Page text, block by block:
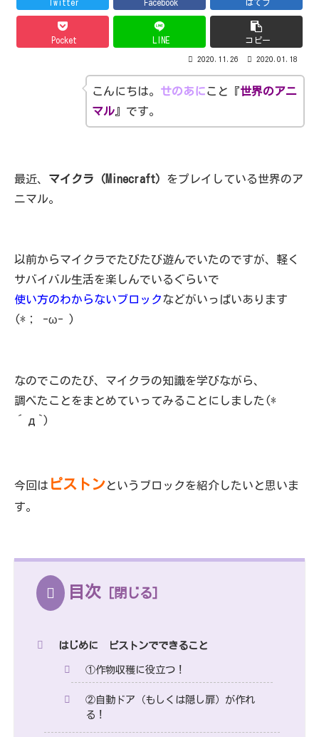
Twitter Facebook はてブ
Pocket LINE コピー
2020.11.26 2020.01.18
こんにちは。 せのあにこと『世界のアニ
マル 』です。
最近、 マイクラ（Minecraft） をプレイしている世界のア
ニマル。
以前からマイクラでたびたび遊んでいたのですが、軽く
サバイバル生活を楽しんでいるぐらいで
使い方のわからないブロックなどがいっぱいあります
(*； -ω- )
なのでこのたび、マイクラの知識を学びながら、
調べたことをまとめていってみることにしました(*
´д`)
今回は ピストンというブロックを紹介したいと思いま
す。
目次
はじめに ピストンでできること
①作物収穫に役立つ！
②自動ドア（もしくは隠し扉）が作れ
る！